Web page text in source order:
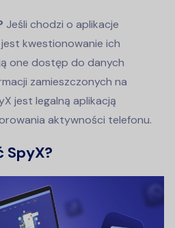
Jeśli chodzi o aplikacje
kwestionowanie ich
one dostęp do danych
zamieszczonych na
jest legalną aplikacją
aktywności telefonu.
SpyX?